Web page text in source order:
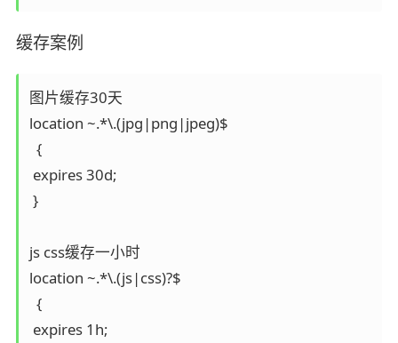
缓存案例
图片缓存30天
location ~.*\.(jpg|png|jpeg)$
  {
expires 30d;
}
js css缓存一小时
location ~.*\.(js|css)?$
  {
expires 1h;